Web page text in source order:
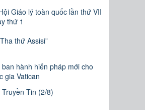
Giáo lý toàn quốc lần thứ VII
thứ 1
thứ Assisi”
hành hiến pháp mới cho
gia Vatican
Truyền Tin (2/8)